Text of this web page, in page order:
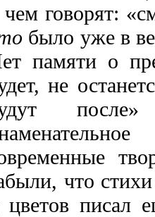
говорят:
было уже в
памяти о
не
что
цветов писал